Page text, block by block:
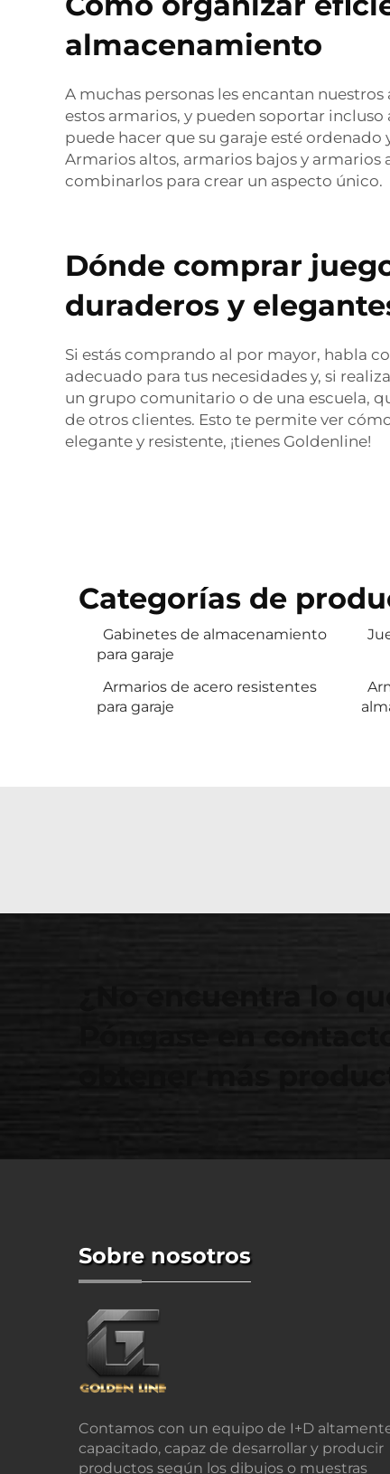
almacenamiento
A muchas personas les encantan
estos armarios, y pueden soportar
puede hacer que su garaje esté
Armarios altos, armarios bajos y armarios
combinarlos para crear un aspecto único.
Dónde comprar
duraderos y
Si estás comprando al por mayor, habla
adecuado para tus necesidades y, si
un grupo comunitario o de una escuela,
de otros clientes. Esto te permite ver
elegante y resistente, ¡tienes Goldenline!
Categorías de
Gabinetes de almacenamiento
para garaje
Armarios de acero resistentes
para garaje
Póngase en
Sobre nosotros
Contamos con un equipo de I+D
capacitado, capaz de desarrollar y producir
productos según los dibujos o muestras